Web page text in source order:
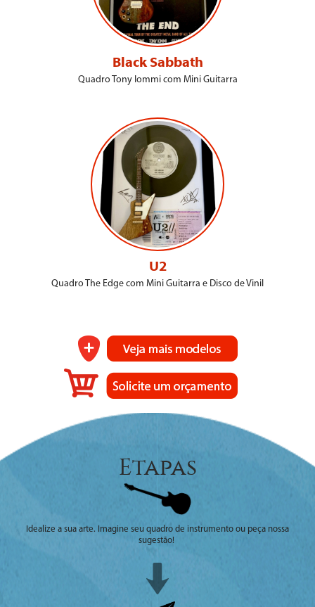
Black Sabbath
Quadro Tony Iommi com Mini Guitarra
U2
Quadro The Edge com Mini Guitarra e Disco de Vinil
Etapas
Idealize a sua arte. Imagine seu quadro de instrumento ou peça nossa
sugestão!